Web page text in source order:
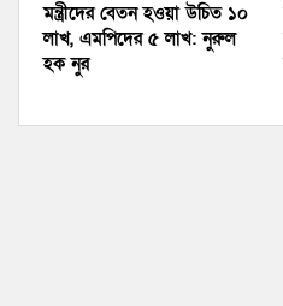
মন্ত্রীদের বেতন হওয়া উচিত ১০
লাখ, এমপিদের ৫ লাখ: নুরুল
হক নুর